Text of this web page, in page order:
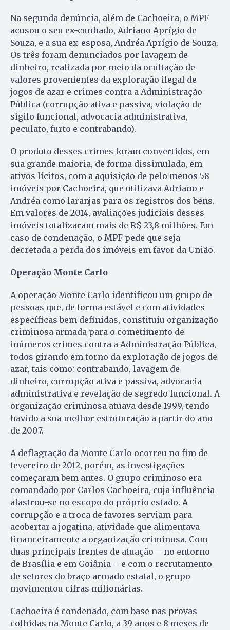
Na segunda denúncia, além de Cachoeira, o MPF
acusou o seu ex-cunhado, Adriano Aprígio de
Souza, e a sua ex-esposa, Andréa Aprígio de Souza.
Os três foram denunciados por lavagem de
dinheiro, realizada por meio da ocultação de
valores provenientes da exploração ilegal de
jogos de azar e crimes contra a Administração
Pública (corrupção ativa e passiva, violação de
sigilo funcional, advocacia administrativa,
peculato, furto e contrabando).
O produto desses crimes foram convertidos, em
sua grande maioria, de forma dissimulada, em
ativos lícitos, com a aquisição de pelo menos 58
imóveis por Cachoeira, que utilizava Adriano e
Andréa como laranjas para os registros dos bens.
Em valores de 2014, avaliações judiciais desses
imóveis totalizaram mais de R$ 23,8 milhões. Em
caso de condenação, o MPF pede que seja
decretada a perda dos imóveis em favor da União.
Operação Monte Carlo
A operação Monte Carlo identificou um grupo de
pessoas que, de forma estável e com atividades
específicas bem definidas, constituiu organização
criminosa armada para o cometimento de
inúmeros crimes contra a Administração Pública,
todos girando em torno da exploração de jogos de
azar, tais como: contrabando, lavagem de
dinheiro, corrupção ativa e passiva, advocacia
administrativa e revelação de segredo funcional. A
organização criminosa atuava desde 1999, tendo
havido a sua melhor estruturação a partir do ano
de 2007.
A deflagração da Monte Carlo ocorreu no fim de
fevereiro de 2012, porém, as investigações
começaram bem antes. O grupo criminoso era
comandado por Carlos Cachoeira, cuja influência
alastrou-se no escopo do próprio estado. A
corrupção e a troca de favores serviam para
acobertar a jogatina, atividade que alimentava
financeiramente a organização criminosa. Com
duas principais frentes de atuação – no entorno
de Brasília e em Goiânia – e com o recrutamento
de setores do braço armado estatal, o grupo
movimentou cifras milionárias.
Cachoeira é condenado, com base nas provas
colhidas na Monte Carlo, a 39 anos e 8 meses de